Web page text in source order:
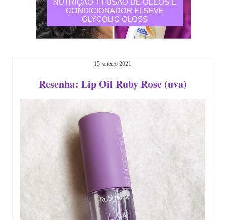
CONDICIONADOR ELSEVE
GLYCOLIC GLOSS
15 janeiro 2021
Resenha: Lip Oil Ruby Rose (uva)